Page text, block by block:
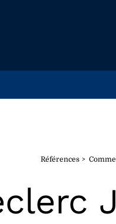
Références